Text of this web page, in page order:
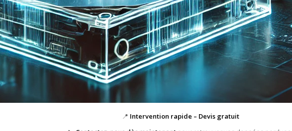
📍 Intervention rapide – Devis gratuit